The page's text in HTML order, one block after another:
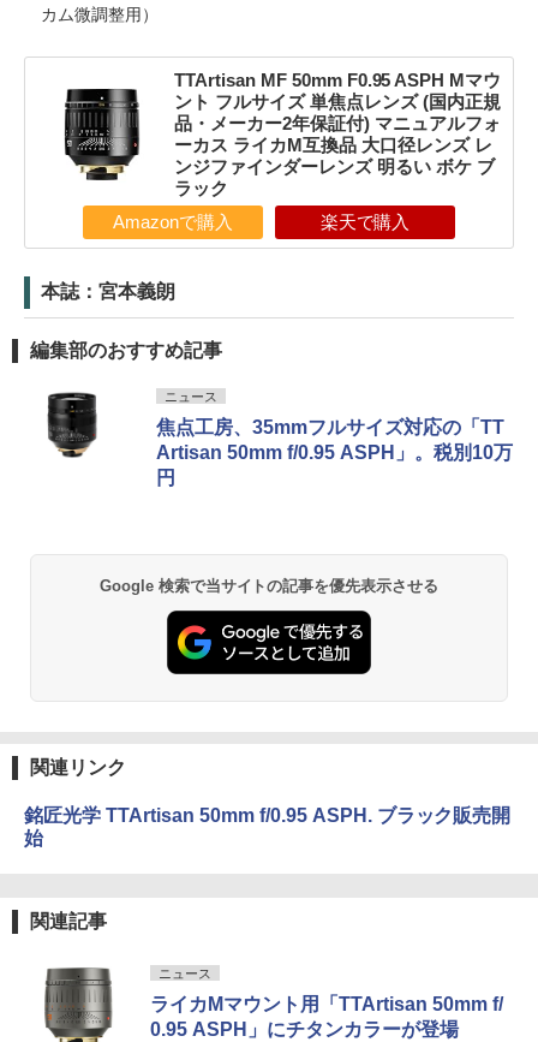
カム微調整用）
TTArtisan MF 50mm F0.95 ASPH Mマウ
ント フルサイズ 単焦点レンズ (国内正規
品・メーカー2年保証付) マニュアルフォ
ーカス ライカM互換品 大口径レンズ レ
ンジファインダーレンズ 明るい ボケ ブ
ラック
Amazonで購入 楽天で購入
本誌：宮本義朗
編集部のおすすめ記事
ニュース
焦点工房、35mmフルサイズ対応の「TT
Artisan 50mm f/0.95 ASPH」。税別10万
円
Google 検索で当サイトの記事を優先表示させる
関連リンク
銘匠光学 TTArtisan 50mm f/0.95 ASPH. ブラック販売開
始
関連記事
ニュース
ライカMマウント用「TTArtisan 50mm f/
0.95 ASPH」にチタンカラーが登場